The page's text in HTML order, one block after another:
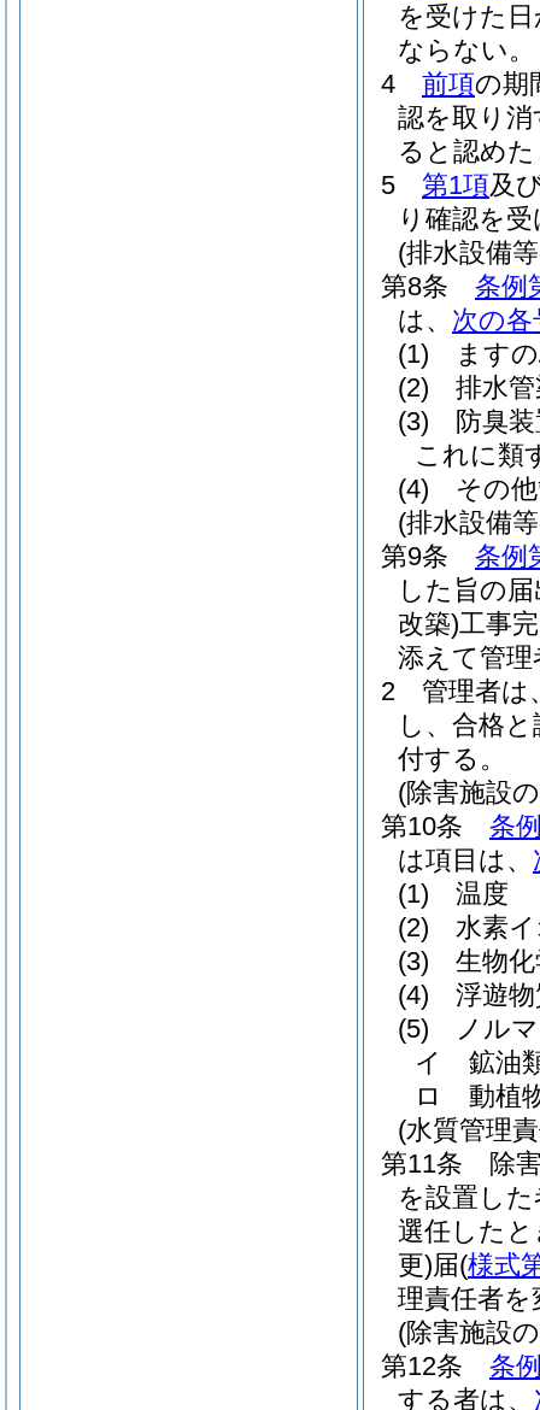
を受けた
ならない。
4
前項の期
認を取り
ると認め
5
第1項及
り確認を
(排水設備
第8条
条例
は、 次の各
(1)
ます
(2)
排水
(3)
防臭
これに類
(4)
その
(排水設備
第9条
条例
した旨の
改築)工事
添えて管
2
管理者は
し、合格
付する。
(除害施設
第10条
条
は項目は、
(1)
温度
(2)
水素
(3)
生物
(4)
浮遊
(5)
ノル
イ
鉱油
ロ
動植
(水質管理
第11条
除
を設置し
選任した
更)届(様式
理責任者
(除害施設
第12条
条
する者は、